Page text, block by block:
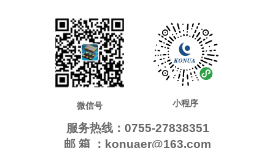
瑞康晶振 康纳温菲尔德 高利奇晶振
AbraconCrystal 维管晶振 ECScrystal晶
振
日蚀晶振
拉隆晶振 格林雷晶振 SiTimeCrystal
Pletronics晶振 MERCURY晶
振
AEL晶振 Cardinal晶振 Crystek晶振
微信号 小程序
服务热线：0755-27838351
邮 箱 ：konuaer@163.com